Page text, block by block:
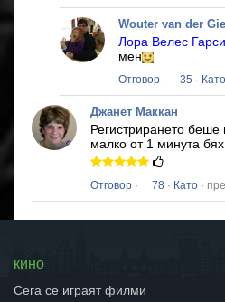
Wouter van der
Лора Велес
мен
Отговор · 35 · Като
Джанет Маккан
Регистрирането беше
малко от 1 минута
Отговор · 78 · Като ·
кино
Сега се играят филми